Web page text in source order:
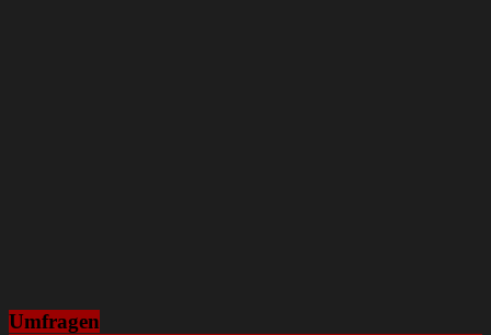
Umfragen